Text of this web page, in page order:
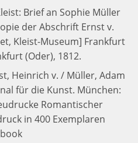
Brief an Sophie Müller
der Abschrift Ernst v.
Kleist-Museum] Frankfurt
(Oder), 1812.
Heinrich v. / Müller, Adam
für die Kunst. München:
Romantischer
in 400 Exemplaren